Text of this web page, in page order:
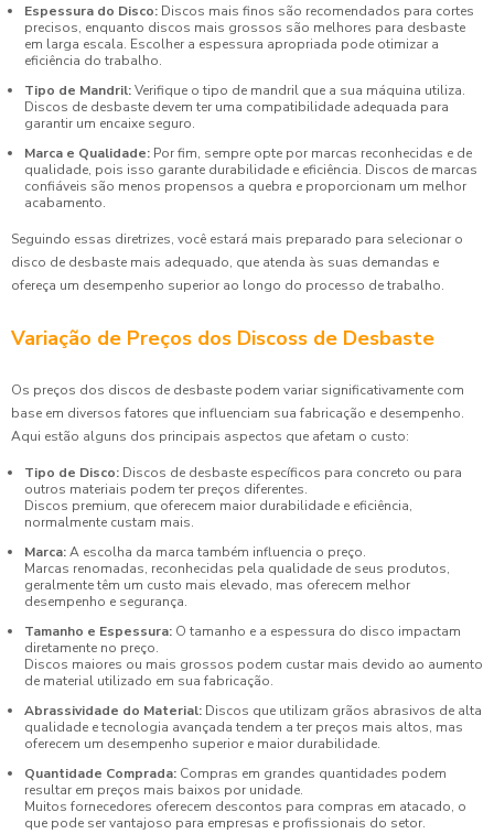
Espessura do Disco: Discos mais finos são recomendados para cortes
precisos, enquanto discos mais grossos são melhores para desbaste
em larga escala. Escolher a espessura apropriada pode otimizar a
eficiência do trabalho.
Tipo de Mandril:Verifique o tipo de mandril que a sua máquina utiliza.
Discos de desbaste devem ter uma compatibilidade adequada para
garantir um encaixe seguro.
Marca e Qualidade: Por fim, sempre opte por marcas reconhecidas e de
qualidade, pois isso garante durabilidade e eficiência. Discos de marcas
confiáveis são menos propensos a quebra e proporcionam um melhor
acabamento.
Seguindo essas diretrizes, você estará mais preparado para selecionar o
disco de desbaste mais adequado, que atenda às suas demandas e
ofereça um desempenho superior ao longo do processo de trabalho.
Variação de Preços dos Discoss de Desbaste
Os preços dos discos de desbaste podem variar significativamente com
base em diversos fatores que influenciam sua fabricação e desempenho.
Aqui estão alguns dos principais aspectos que afetam o custo:
Tipo de Disco: Discos de desbaste específicos para concreto ou para
outros materiais podem ter preços diferentes.
Discos premium, que oferecem maior durabilidade e eficiência,
normalmente custam mais.
Marca:A escolha da marca também influencia o preço.
Marcas renomadas, reconhecidas pela qualidade de seus produtos,
geralmente têm um custo mais elevado, mas oferecem melhor
desempenho e segurança.
Tamanho e Espessura: O tamanho e a espessura do disco impactam
diretamente no preço.
Discos maiores ou mais grossos podem custar mais devido ao aumento
de material utilizado em sua fabricação.
Abrassividade do Material: Discos que utilizam grãos abrasivos de alta
qualidade e tecnologia avançada tendem a ter preços mais altos, mas
oferecem um desempenho superior e maior durabilidade.
Quantidade Comprada: Compras em grandes quantidades podem
resultar em preços mais baixos por unidade.
Muitos fornecedores oferecem descontos para compras em atacado, o
que pode ser vantajoso para empresas e profissionais do setor.